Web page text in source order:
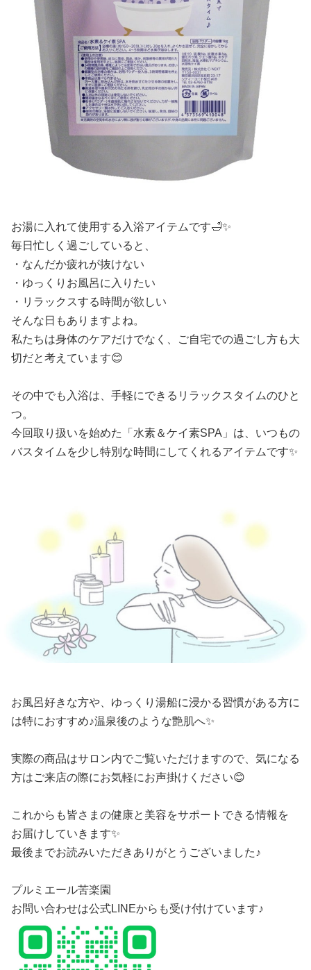
お湯に入れて使用する入浴アイテムです🛁✨
毎日忙しく過ごしていると、
・なんだか疲れが抜けない
・ゆっくりお風呂に入りたい
・リラックスする時間が欲しい
そんな日もありますよね。
私たちは身体のケアだけでなく、ご自宅での過ごし方も大
切だと考えています😊
その中でも入浴は、手軽にできるリラックスタイムのひと
つ。
今回取り扱いを始めた「水素＆ケイ素SPA」は、いつもの
バスタイムを少し特別な時間にしてくれるアイテムです✨
お風呂好きな方や、ゆっくり湯船に浸かる習慣がある方に
は特におすすめ♪温泉後のような艶肌へ✨
実際の商品はサロン内でご覧いただけますので、気になる
方はご来店の際にお気軽にお声掛けください😊
これからも皆さまの健康と美容をサポートできる情報を
お届けしていきます✨
最後までお読みいただきありがとうございました♪
プルミエール苦楽園
お問い合わせは公式LINEからも受け付けています♪